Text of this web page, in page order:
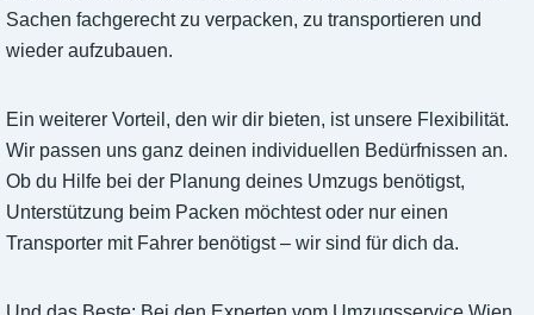
Sachen fachgerecht zu verpacken, zu transportieren und
wieder aufzubauen.
Ein weiterer Vorteil, den wir dir bieten, ist unsere Flexibilität.
Wir passen uns ganz deinen individuellen Bedürfnissen an.
Ob du Hilfe bei der Planung deines Umzugs benötigst,
Unterstützung beim Packen möchtest oder nur einen
Transporter mit Fahrer benötigst – wir sind für dich da.